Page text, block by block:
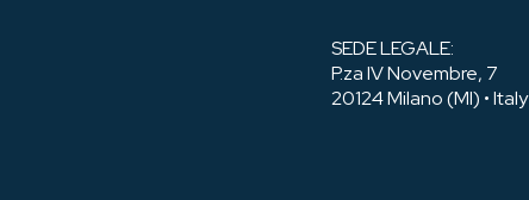
SEDE LEGALE:
P.za IV Novembre, 7
20124 Milano (MI) • Italy